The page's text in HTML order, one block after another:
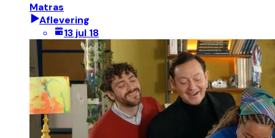
Matras
Aflevering
13 jul 18